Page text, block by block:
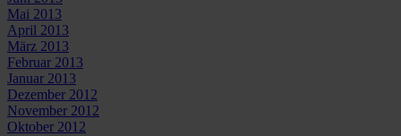
Mai 2013
April 2013
März 2013
Februar 2013
Januar 2013
Dezember 2012
November 2012
Oktober 2012